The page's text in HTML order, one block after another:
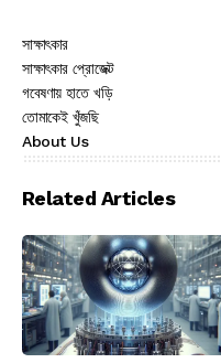
সাক্ষাৎকার
সাক্ষাৎকার প্রোজেক্ট
গবেষণায় হাতে খড়ি
তোমাকেই খুঁজছি
About Us
Related Articles